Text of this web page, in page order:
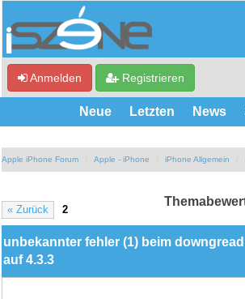
Anmelden Registrieren
Neue Letzten News
Apple iPhone Forum Apple - iPhone iPhone Allgemein
« Zurück 2
unbekannter fehler (1) beim downgread
auf 4.3.3